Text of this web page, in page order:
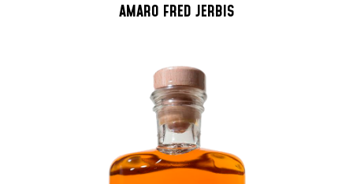
AMARO FRED JERBIS